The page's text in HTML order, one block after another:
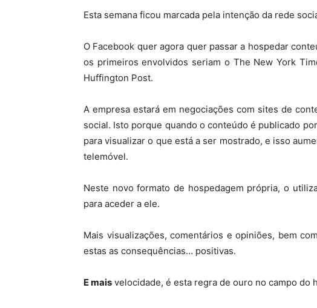
Esta semana ficou marcada pela intenção da rede
O Facebook quer agora quer passar a hospedar
os primeiros envolvidos seriam o The New York
Huffington Post.
A empresa estará em negociações com sites de
social. Isto porque quando o conteúdo é publicado
para visualizar o que está a ser mostrado, e isso
telemóvel.
Neste novo formato de hospedagem própria, o
para aceder a ele.
Mais visualizações, comentários e opiniões, bem
estas as consequências… positivas.
E mais velocidade, é esta regra de ouro no campo do